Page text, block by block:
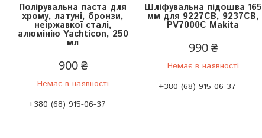
Полірувальна паста для
хрому, латуні, бронзи,
неіржавкої сталі,
алюмінію Yachticon, 250
мл
900 ₴
Немає в наявності
+380 (68) 915-06-37
Шліфувальна підошва 165
мм для 9227CB, 9237CB,
PV7000C Makita
990 ₴
Немає в наявності
+380 (68) 915-06-37